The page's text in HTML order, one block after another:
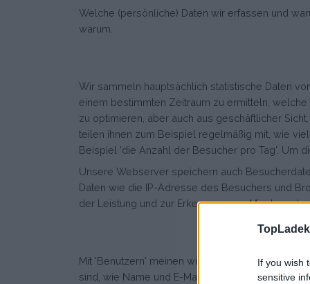
If you wish
sensitive
Welche (persönliche) Daten wir erfassen und
warum.
Wir sammeln hauptsächlich statistische Daten
einem bestimmten Zeitraum zu ermitteln,
zu optimieren, aber auch aus geschäftlicher
teilen ihnen zum Beispiel regelmäßig mit, wie
Beispiel 'die Anzahl der Besucher pro Tag'. Um
Unsere Webserver speichern auch
Daten wie die IP-Adresse des Besuchers und
der Leistung und zur Erkennung von Missbrauch
Mit 'Benutzern' meinen wir Besucher, die ein
sind, wie Name und E-Mail-Adresse, sind alle